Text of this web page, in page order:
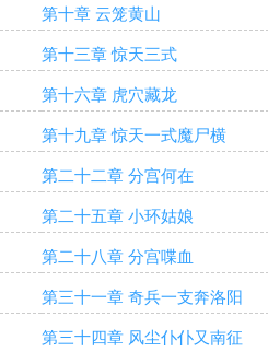
第十章 云笼黄山
第十三章 惊天三式
第十六章 虎穴藏龙
第十九章 惊天一式魔尸横
第二十二章 分宫何在
第二十五章 小环姑娘
第二十八章 分宫喋血
第三十一章 奇兵一支奔洛阳
第三十四章 风尘仆仆又南征